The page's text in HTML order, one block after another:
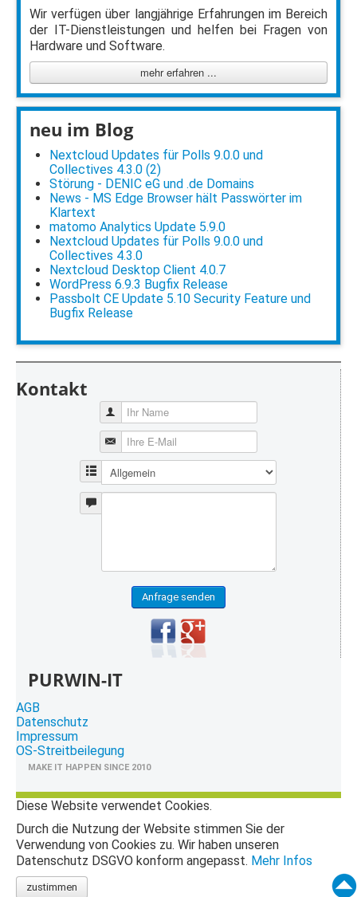
Wir verfügen über langjährige Erfahrungen im Bereich
der IT-Dienstleistungen und helfen bei Fragen von
Hardware und Software.
mehr erfahren ...
neu im Blog
Nextcloud Updates für Polls 9.0.0 und
Collectives 4.3.0 (2)
Störung - DENIC eG und .de Domains
News - MS Edge Browser hält Passwörter im
Klartext
matomo Analytics Update 5.9.0
Nextcloud Updates für Polls 9.0.0 und
Collectives 4.3.0
Nextcloud Desktop Client 4.0.7
WordPress 6.9.3 Bugfix Release
Passbolt CE Update 5.10 Security Feature und
Bugfix Release
Kontakt
Anfrage senden
PURWIN-IT
AGB
Datenschutz
Impressum
OS-Streitbeilegung
MAKE IT HAPPEN SINCE 2010
Diese Website verwendet Cookies.
Durch die Nutzung der Website stimmen Sie der
Verwendung von Cookies zu. Wir haben unseren
Datenschutz DSGVO konform angepasst. Mehr Infos
zustimmen